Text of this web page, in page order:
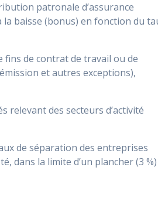
patronale d’assurance
la baisse (bonus) en fonction du
de contrat de travail ou de
et autres exceptions),
relevant des secteurs d’activité
de séparation des entreprises
dans la limite d’un plancher (3 %)